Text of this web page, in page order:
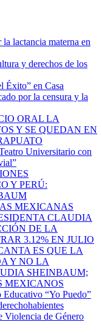
lactancia materna en
y derechos de los
Éxito” en Casa
por la censura y la
ORAL LA
Y SE QUEDAN EN
Universitario con
Y PERÚ:
MEXICANAS
CLAUDIA
DE LA
3.12% EN JULIO
ES QUE LA
Y NO LA
SHEINBAUM;
MEXICANOS
“Yo Puedo”
Violencia de Género